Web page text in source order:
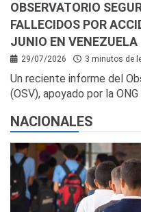
OBSERVATORIO
FALLECIDOS POR
JUNIO EN VENEZUELA
29/07/2026 3 minutos de
Un reciente informe del
(OSV), apoyado por la
NACIONALES